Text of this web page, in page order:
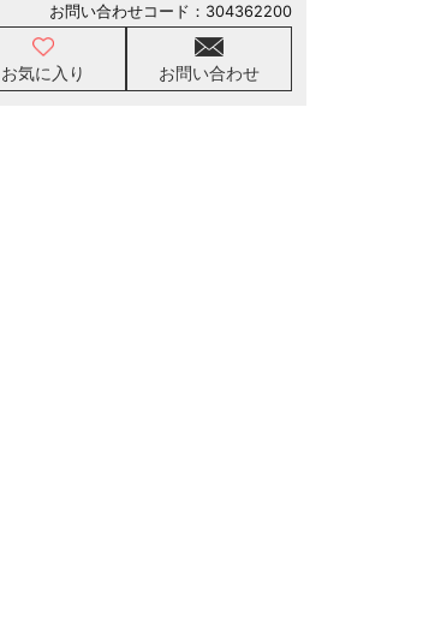
お気に入り お問い合わせ
お問い合わせコード： 304362200